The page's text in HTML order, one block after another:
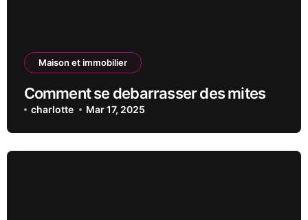
Maison et immobilier
Comment se debarrasser des mites
charlotte Mar 17, 2025